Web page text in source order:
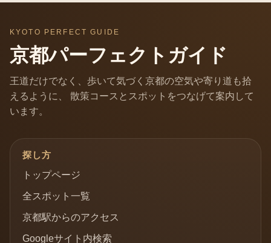
KYOTO PERFECT GUIDE
京都パーフェクトガイド
王道だけでなく、歩いて気づく京都の空気や寄り道も拾
えるように、 散策コースとスポットをつなげて案内して
います。
探し方
トップページ
全スポット一覧
京都駅からのアクセス
Googleサイト内検索